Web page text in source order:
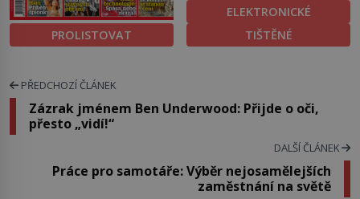
PROLISTOVAT
ELEKTRONICKÉ
TIŠTĚNÉ
PŘEDCHOZÍ ČLÁNEK
Zázrak jménem Ben Underwood: Přijde o oči,
přesto „vidí!“
DALŠÍ ČLÁNEK
Práce pro samotáře: Výběr nejosamělejších
zaměstnání na světě